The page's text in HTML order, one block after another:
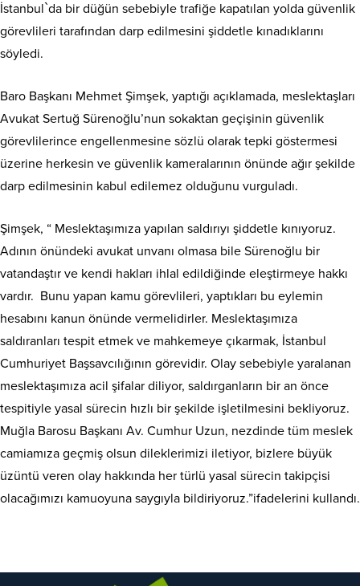
İstanbul`da bir düğün sebebiyle trafiğe kapatılan yolda güvenlik
görevlileri tarafından darp edilmesini şiddetle kınadıklarını
söyledi.
Baro Başkanı Mehmet Şimşek, yaptığı açıklamada, meslektaşları
Avukat Sertuğ Sürenoğlu’nun sokaktan geçişinin güvenlik
görevlilerince engellenmesine sözlü olarak tepki göstermesi
üzerine herkesin ve güvenlik kameralarının önünde ağır şekilde
darp edilmesinin kabul edilemez olduğunu vurguladı.
Şimşek, “ Meslektaşımıza yapılan saldırıyı şiddetle kınıyoruz.
Adının önündeki avukat unvanı olmasa bile Sürenoğlu bir
vatandaştır ve kendi hakları ihlal edildiğinde eleştirmeye hakkı
vardır. Bunu yapan kamu görevlileri, yaptıkları bu eylemin
hesabını kanun önünde vermelidirler. Meslektaşımıza
saldıranları tespit etmek ve mahkemeye çıkarmak, İstanbul
Cumhuriyet Başsavcılığının görevidir. Olay sebebiyle yaralanan
meslektaşımıza acil şifalar diliyor, saldırganların bir an önce
tespitiyle yasal sürecin hızlı bir şekilde işletilmesini bekliyoruz.
Muğla Barosu Başkanı Av. Cumhur Uzun, nezdinde tüm meslek
camiamıza geçmiş olsun dileklerimizi iletiyor, bizlere büyük
üzüntü veren olay hakkında her türlü yasal sürecin takipçisi
olacağımızı kamuoyuna saygıyla bildiriyoruz.”ifadelerini kullandı.